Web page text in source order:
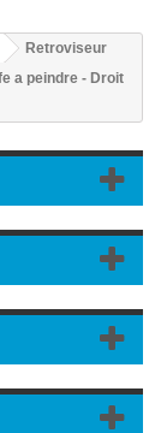
Retroviseur
a peindre - Droit